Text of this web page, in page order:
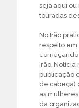
seja aqui ou
touradas
No Irão
respeito em
começando
Irão. Notícia
publicação
de cabeça)
as
da